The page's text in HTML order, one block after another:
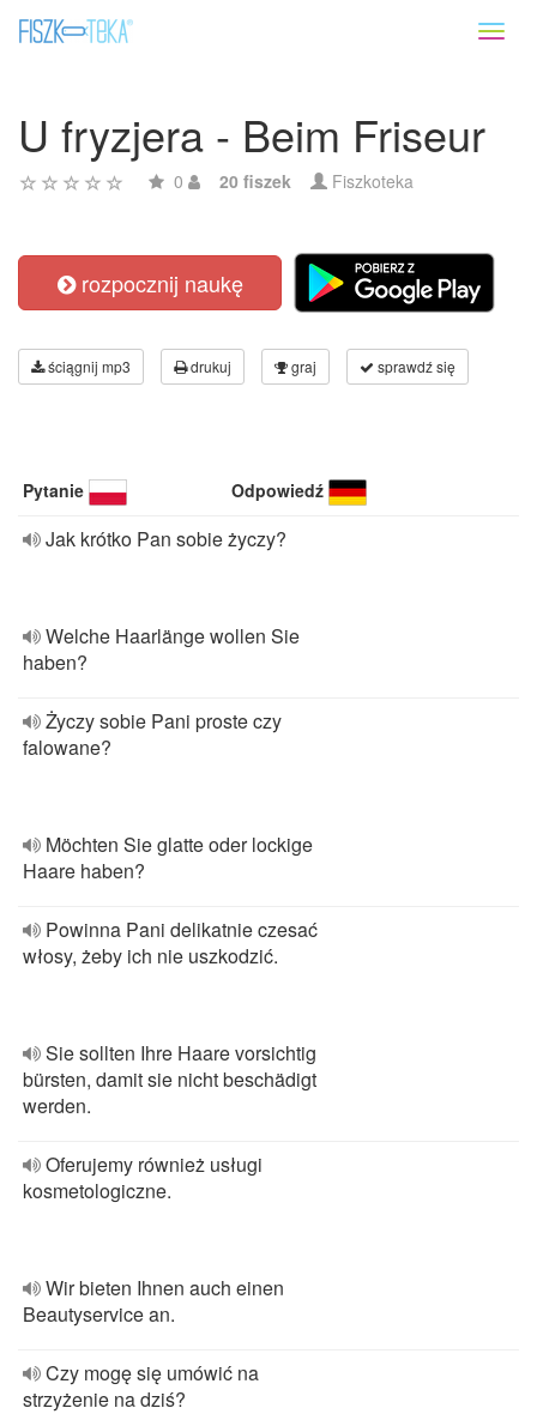
U fryzjera - Beim Friseur
0 20 fiszek Fiszkoteka
rozpocznij naukę
ściągnij mp3 drukuj graj sprawdź się
Pytanie Odpowiedź
Jak krótko Pan sobie życzy?
Welche Haarlänge wollen Sie
haben?
Życzy sobie Pani proste czy
falowane?
Möchten Sie glatte oder lockige
Haare haben?
Powinna Pani delikatnie czesać
włosy, żeby ich nie uszkodzić.
Sie sollten Ihre Haare vorsichtig
bürsten, damit sie nicht beschädigt
werden.
Oferujemy również usługi
kosmetologiczne.
Wir bieten Ihnen auch einen
Beautyservice an.
Czy mogę się umówić na
strzyżenie na dziś?